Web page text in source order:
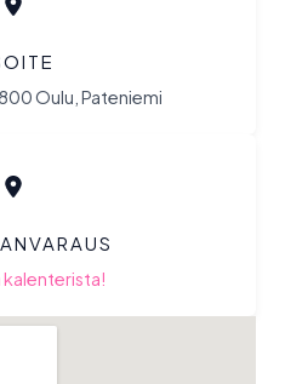
Oulu, Pateniemi
kalenterista!